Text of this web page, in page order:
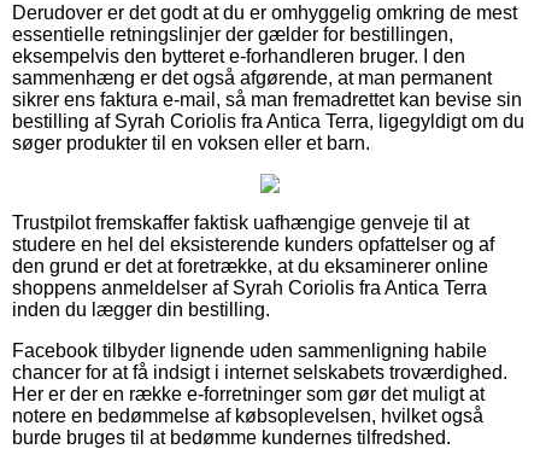
Derudover er det godt at du er omhyggelig omkring de mest
essentielle retningslinjer der gælder for bestillingen,
eksempelvis den bytteret e-forhandleren bruger. I den
sammenhæng er det også afgørende, at man permanent
sikrer ens faktura e-mail, så man fremadrettet kan bevise sin
bestilling af Syrah Coriolis fra Antica Terra, ligegyldigt om du
søger produkter til en voksen eller et barn.
Trustpilot fremskaffer faktisk uafhængige genveje til at
studere en hel del eksisterende kunders opfattelser og af
den grund er det at foretrække, at du eksaminerer online
shoppens anmeldelser af Syrah Coriolis fra Antica Terra
inden du lægger din bestilling.
Facebook tilbyder lignende uden sammenligning habile
chancer for at få indsigt i internet selskabets troværdighed.
Her er der en række e-forretninger som gør det muligt at
notere en bedømmelse af købsoplevelsen, hvilket også
burde bruges til at bedømme kundernes tilfredshed.